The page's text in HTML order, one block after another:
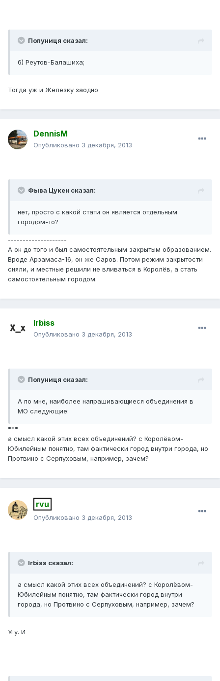
Полуниця сказал:
6) Реутов-Балашиха;
Тогда уж и Железку заодно
DennisM
Опубликовано 3 декабря, 2013
Фыва Цукен сказал:
нет, просто с какой стати он является отдельным
городом-то?
--------------------
А он до того и был самостоятельным закрытым образованием.
Вроде Арзамаса-16, он же Саров. Потом режим закрытости
сняли, и местные решили не вливаться в Королёв, а стать
самостоятельным городом.
Irbiss
Опубликовано 3 декабря, 2013
Полуниця сказал:
А по мне, наиболее напрашивающиеся объединения в
МО следующие:
***
а смысл какой этих всех объединений? с Королёвом-
Юбилейным понятно, там фактически город внутри города, но
Протвино с Серпуховым, например, зачем?
rvu
Опубликовано 3 декабря, 2013
Irbiss сказал:
а смысл какой этих всех объединений? с Королёвом-
Юбилейным понятно, там фактически город внутри
города, но Протвино с Серпуховым, например, зачем?
Угу. И